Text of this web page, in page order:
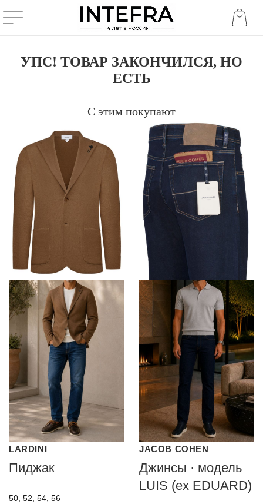
УПС! ТОВАР ЗАКОНЧИЛСЯ, НО
ЕСТЬ
С этим покупают
LARDINI
Пиджак
50, 52, 54, 56
JACOB COHEN
Джинсы · модель
LUIS (ex EDUARD)